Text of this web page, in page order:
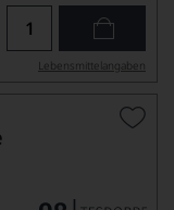
Lebensmittel­angaben